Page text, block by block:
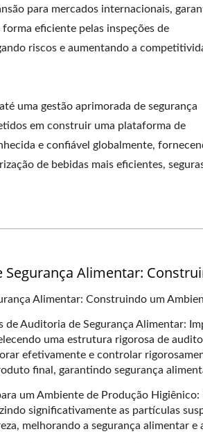
para mercados internacionais,
eficiente pelas inspeções de
riscos e aumentando a
uma gestão aprimorada de segurança
em construir uma plataforma de
e confiável globalmente,
de bebidas mais eficientes,
Segurança Alimentar:
Alimentar: Construindo um
de Auditoria de Segurança Alimentar:
uma estrutura rigorosa de
efetivamente e controlar
final, garantindo segurança
um Ambiente de Produção
significativamente as partículas
melhorando a segurança alimentar